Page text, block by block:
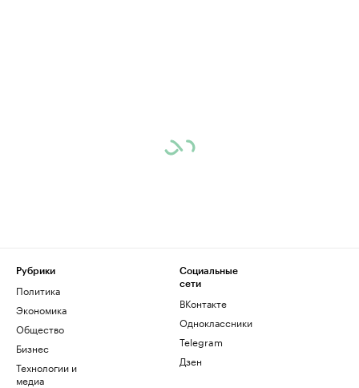
Рубрики
Политика
Экономика
Общество
Бизнес
Технологии и
медиа
Социальные
сети
ВКонтакте
Одноклассники
Telegram
Дзен